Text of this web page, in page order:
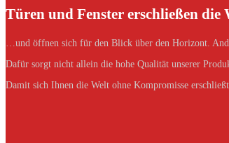
Türen und Fenster erschließen
…und öffnen sich für den Blick über den Horizont.
Dafür sorgt nicht allein die hohe Qualität unserer
Damit sich Ihnen die Welt ohne Kompromisse